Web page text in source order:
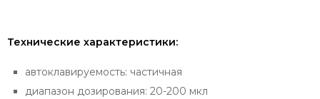
Технические характеристики:
автоклавируемость: частичная
диапазон дозирования: 20-200 мкл